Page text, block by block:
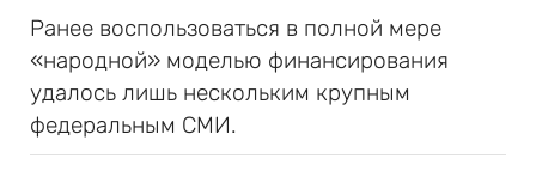
Ранее воспользоваться в полной мере
«народной» моделью финансирования
удалось лишь нескольким крупным
федеральным СМИ.